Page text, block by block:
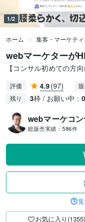
1/2
ホーム 集客・マーケテ
webマーケターが
【コンサル初めての方
評価 4.9(97)
残り 3枠 / お願い中： 0
webマーケコ
総販売実績： 586件
お気に入り(1355)